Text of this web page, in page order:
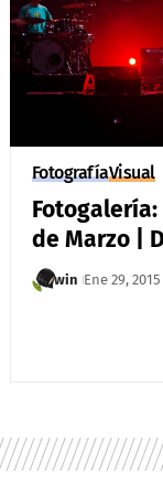
FotografíaVisual
Fotogalería:
de Marzo |
win Ene 29, 2015